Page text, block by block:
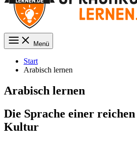
Menü
Start
Arabisch lernen
Arabisch lernen
Die Sprache einer
Kultur